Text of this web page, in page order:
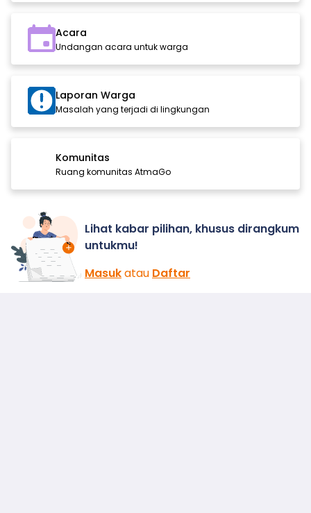
Acara
Undangan acara untuk warga
Laporan Warga
Masalah yang terjadi di lingkungan
Komunitas
Ruang komunitas AtmaGo
Lihat kabar pilihan, khusus dirangkum
untukmu!
Masukatau Daftar